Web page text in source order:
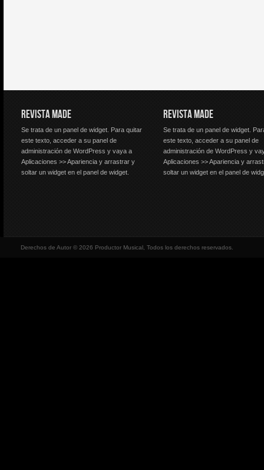
REVISTA MADE
Se trata de un panel de widget. Para quitar
este texto, acceder a su panel de
administración de WordPress y vaya a
Aplicaciones >> Apariencia y arrastrar y
soltar un widget en el panel de widget.
REVISTA MADE
Se trata de un panel de widget.
este texto, acceder a su panel de
administración de WordPress y
Aplicaciones >> Apariencia y
soltar un widget en el panel de
Derechos de Autor © 2026 Productor Musical, Todos los derechos reservados.